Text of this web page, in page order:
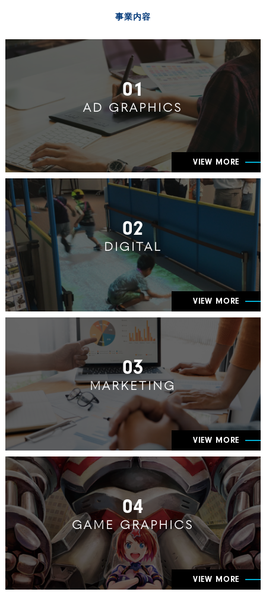
事業内容
01
AD GRAPHICS
VIEW MORE
02
DIGITAL
VIEW MORE
03
MARKETING
VIEW MORE
04
GAME GRAPHICS
VIEW MORE